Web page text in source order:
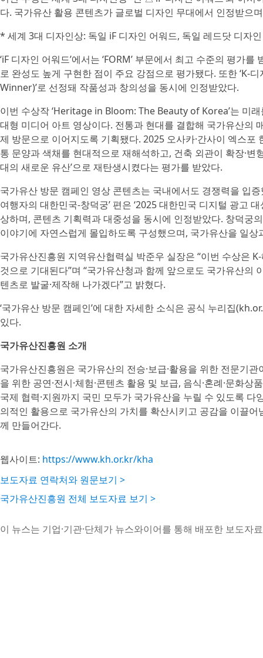
다. 국가유산 활용 콘텐츠가 글로벌 디자인 무대에서 인정받으
* 세계 3대 디자인상: 독일 iF 디자인 어워드, 독일 레드닷 디자
‘iF 디자인 어워드’에서는 ‘FORM’ 부문에서 최고 수준의 평가
로 완성도 높게 구현한 점이 주요 강점으로 평가됐다. 또한 ‘K-
Winner)’로 선정돼 작품성과 창의성을 동시에 인정받았다.
이번 수상작 ‘Heritage in Bloom: The Beauty of Korea’는 미
대형 미디어 아트 영상이다. 전통과 현대를 결합해 국가유산의
제 방문으로 이어지도록 기획됐다. 2025 오사카·간사이 엑스
통 문양과 색채를 현대적으로 재해석하고, 건축 외관이 확장·
대의 새로운 유산’으로 재탄생시켰다는 평가를 받았다.
국가유산 방문 캠페인 영상 콘텐츠는 국내에서도 경쟁력을 입
여행자의 대한민국-창덕궁’ 편은 ‘2025 대한민국 디지털 광고
상하며, 콘텐츠 기획력과 대중성을 동시에 인정받았다. 창덕궁
이야기에 자연스럽게 몰입하도록 구성했으며, 국가유산을 일
국가유산진흥원 지역유산협력실 박준우 실장은 “이번 수상은
것으로 기대된다”며 “국가유산청과 함께 앞으로도 국가유산
텐츠로 발굴·제작해 나가겠다”고 밝혔다.
‘국가유산 방문 캠페인’에 대한 자세한 소식은 공식 누리집
있다.
국가유산진흥원 소개
국가유산진흥원은 국가유산의 전승·보급·활용을 위한 전문기
을 위한 공연·전시·체험·콘텐츠 활용 및 보급, 음식·혼례·문화
국제 협력·지원까지 국민 모두가 국가유산을 누릴 수 있도록
의적인 활용으로 국가유산의 가치를 확산시키고 공감을 이끌
께 만들어간다.
웹사이트: https://www.kh.or.kr/kha
보도자료 연락처와 원문보기 >
국가유산진흥원 전체 보도자료 보기 >
이 뉴스는 기업·기관·단체가 뉴스와이어를 통해 배포한 보도자